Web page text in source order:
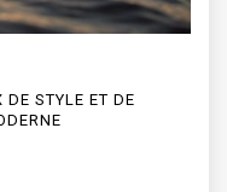
STYLE ET DE